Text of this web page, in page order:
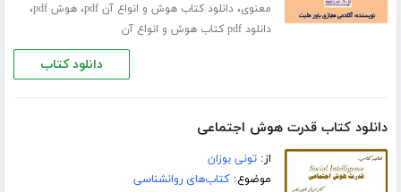
معنوی،دانلود کتاب هوش و انواع آن pdf ،هوش pdf ،
دانلود pdf کتاب هوش و انواع آن
دانلود کتاب
دانلود کتاب قدرت هوش اجتماعی
از:تونی بوزان
موضوع:کتاب‌های روانشناسی